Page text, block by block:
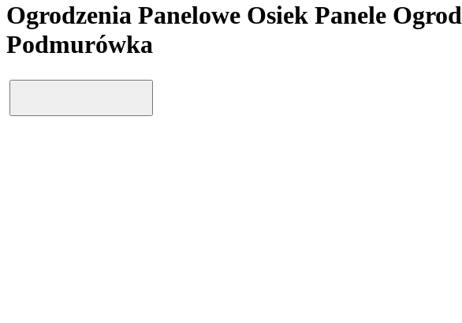
Ogrodzenia Panelowe Osiek Panele
Podmurówka